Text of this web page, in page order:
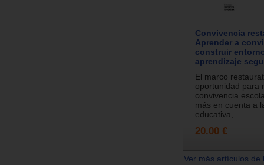
Convivencia
Aprender a
construir
aprendizaje
El marco
oportunidad para
convivencia
más en cuenta a
educativa,...
20.00 €
Ver más artículos